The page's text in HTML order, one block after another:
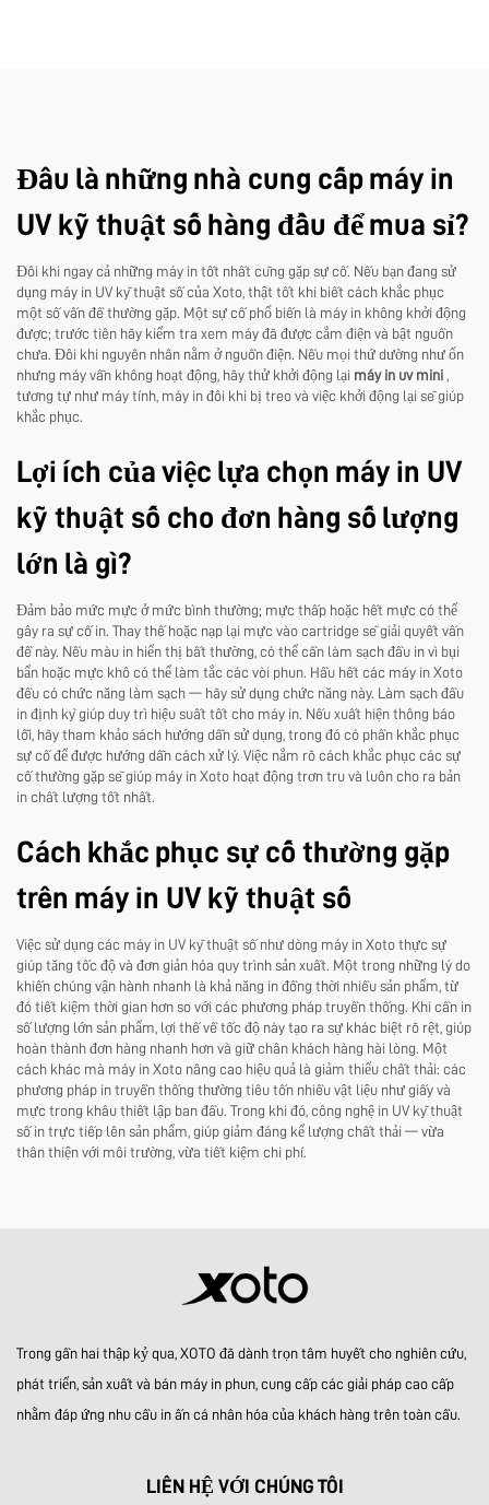
Đâu là những nhà cung cấp máy in
UV kỹ thuật số hàng đầu để mua sỉ?
Đôi khi ngay cả những máy in tốt nhất cũng gặp sự cố. Nếu bạn đang sử
dụng máy in UV kỹ thuật số của Xoto, thật tốt khi biết cách khắc phục
một số vấn đề thường gặp. Một sự cố phổ biến là máy in không khởi động
được; trước tiên hãy kiểm tra xem máy đã được cắm điện và bật nguồn
chưa. Đôi khi nguyên nhân nằm ở nguồn điện. Nếu mọi thứ dường như ổn
nhưng máy vẫn không hoạt động, hãy thử khởi động lại máy in uv mini ,
tương tự như máy tính, máy in đôi khi bị treo và việc khởi động lại sẽ giúp
khắc phục.
Lợi ích của việc lựa chọn máy in UV
kỹ thuật số cho đơn hàng số lượng
lớn là gì?
Đảm bảo mức mực ở mức bình thường; mực thấp hoặc hết mực có thể
gây ra sự cố in. Thay thế hoặc nạp lại mực vào cartridge sẽ giải quyết vấn
đề này. Nếu màu in hiển thị bất thường, có thể cần làm sạch đầu in vì bụi
bẩn hoặc mực khô có thể làm tắc các vòi phun. Hầu hết các máy in Xoto
đều có chức năng làm sạch — hãy sử dụng chức năng này. Làm sạch đầu
in định kỳ giúp duy trì hiệu suất tốt cho máy in. Nếu xuất hiện thông báo
lỗi, hãy tham khảo sách hướng dẫn sử dụng, trong đó có phần khắc phục
sự cố để được hướng dẫn cách xử lý. Việc nắm rõ cách khắc phục các sự
cố thường gặp sẽ giúp máy in Xoto hoạt động trơn tru và luôn cho ra bản
in chất lượng tốt nhất.
Cách khắc phục sự cố thường gặp
trên máy in UV kỹ thuật số
Việc sử dụng các máy in UV kỹ thuật số như dòng máy in Xoto thực sự
giúp tăng tốc độ và đơn giản hóa quy trình sản xuất. Một trong những lý do
khiến chúng vận hành nhanh là khả năng in đồng thời nhiều sản phẩm, từ
đó tiết kiệm thời gian hơn so với các phương pháp truyền thống. Khi cần in
số lượng lớn sản phẩm, lợi thế về tốc độ này tạo ra sự khác biệt rõ rệt, giúp
hoàn thành đơn hàng nhanh hơn và giữ chân khách hàng hài lòng. Một
cách khác mà máy in Xoto nâng cao hiệu quả là giảm thiểu chất thải: các
phương pháp in truyền thống thường tiêu tốn nhiều vật liệu như giấy và
mực trong khâu thiết lập ban đầu. Trong khi đó, công nghệ in UV kỹ thuật
số in trực tiếp lên sản phẩm, giúp giảm đáng kể lượng chất thải — vừa
thân thiện với môi trường, vừa tiết kiệm chi phí.
Trong gần hai thập kỷ qua, XOTO đã dành trọn tâm huyết cho nghiên cứu,
phát triển, sản xuất và bán máy in phun, cung cấp các giải pháp cao cấp
nhằm đáp ứng nhu cầu in ấn cá nhân hóa của khách hàng trên toàn cầu.
LIÊN HỆ VỚI CHÚNG TÔI